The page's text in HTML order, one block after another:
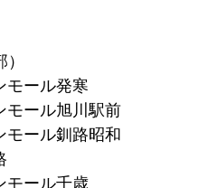
）
モール発寒
ール旭川駅前
ール釧路昭和